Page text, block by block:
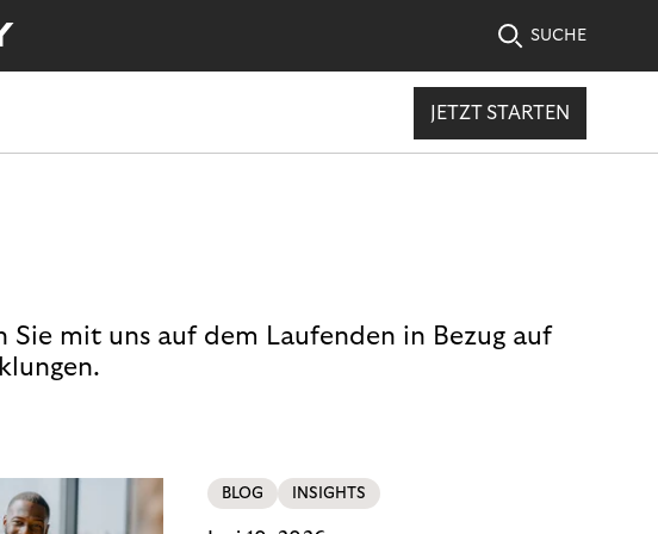
SUCHE
JETZT STARTEN
Sie mit uns auf dem Laufenden in Bezug auf
BLOG INSIGHTS